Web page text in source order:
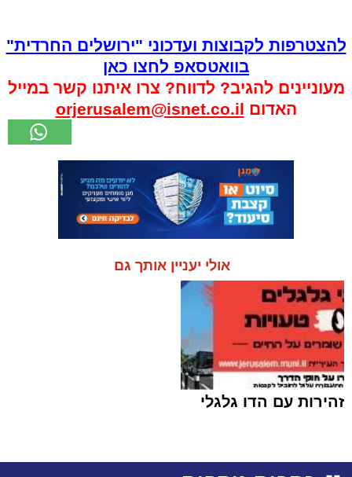
להצטרפות לקבוצות ועדכוני "ירושלים החרדית"
בוואטסאפ לחצו כאן
מעוניינים להגיב? לדווח? צרו איתנו קשר במייל
האדום orjerusalem@isnet.co.il
אולי יעניין אותך גם
זהירות עם הדו גלגלי